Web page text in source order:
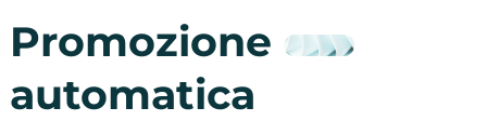
Promozione
automatica